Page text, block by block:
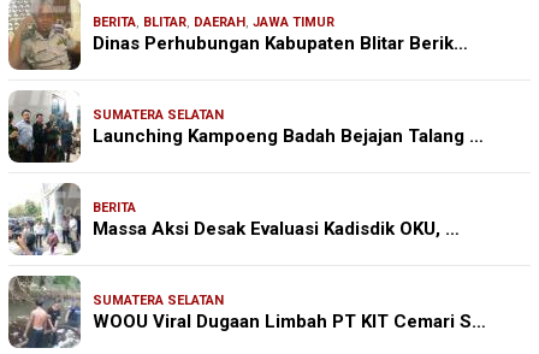
BERITA, BLITAR, DAERAH , JAWA TIMUR
Dinas Perhubungan Kabupaten Blitar Berik…
SUMATERA SELATAN
Launching Kampoeng Badah Bejajan Talang …
BERITA
Massa Aksi Desak Evaluasi Kadisdik OKU, …
SUMATERA SELATAN
WOOU Viral Dugaan Limbah PT KIT Cemari S…